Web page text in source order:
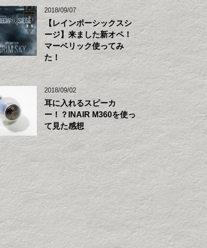
2018/09/07
【レインボーシックスシ
ージ】来ました新オペ！
マーベリック使ってみ
た！
2018/09/02
耳に入れるスピーカ
ー！？INAIR M360を使っ
て見た感想